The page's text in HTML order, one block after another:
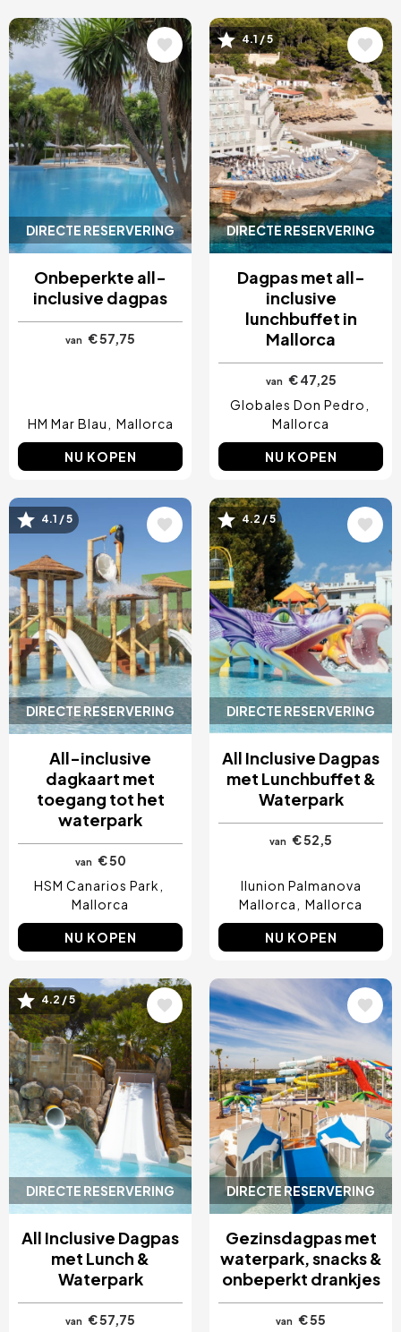
DIRECTE RESERVERING
Afbeelding
Onbeperkte all-
inclusive dagpas
van € 57,75
HM Mar Blau Mallorca
NU KOPEN
DIRECTE RESERVERING
Afbeelding
4.1 / 5
Dagpas met all-
inclusive
lunchbuffet in
Mallorca
van € 47,25
Globales Don Pedro
Mallorca
NU KOPEN
DIRECTE RESERVERING
Afbeelding
4.1 / 5
All-inclusive
dagkaart met
toegang tot het
waterpark
van € 50
HSM Canarios Park
Mallorca
NU KOPEN
DIRECTE RESERVERING
Afbeelding
4.2 / 5
All Inclusive Dagpas
met Lunchbuffet &
Waterpark
van € 52,5
Ilunion Palmanova
Mallorca
Mallorca
NU KOPEN
DIRECTE RESERVERING
Afbeelding
4.2 / 5
All Inclusive Dagpas
met Lunch &
Waterpark
van
€ 57,75
DIRECTE RESERVERING
Afbeelding
Gezinsdagpas met
waterpark, snacks &
onbeperkt drankjes
van
€ 55